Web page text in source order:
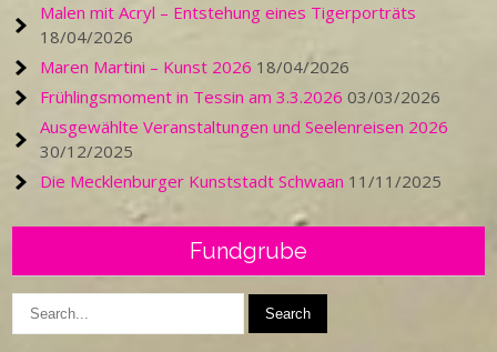
Malen mit Acryl – Entstehung eines Tigerporträts
18/04/2026
Maren Martini – Kunst 2026 18/04/2026
Frühlingsmoment in Tessin am 3.3.2026 03/03/2026
Ausgewählte Veranstaltungen und Seelenreisen 2026
30/12/2025
Die Mecklenburger Kunststadt Schwaan 11/11/2025
Fundgrube